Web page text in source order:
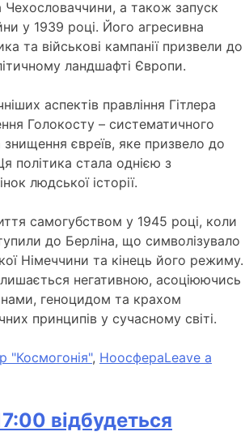
Чехословаччини, а також запуск
у 1939 році. Його агресивна
та військові кампанії призвели до
ландшафті Європи.
аспектів правління Гітлера
Голокосту – систематичного
знищення євреїв, яке призвело до
політика стала однією з
людської історії.
самогубством у 1945 році, коли
до Берліна, що символізувало
Німеччини та кінець його режиму.
негативною, асоціюючись
геноцидом та крахом
принципів у сучасному світі.
"Космогонія", НоосфераLeave a
відбудеться